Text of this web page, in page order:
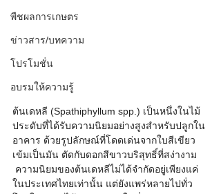
พืชผลการเกษตร
ข่าวสาร/บทความ
โปรโมชั่น
อบรมให้ความรู้
ต้นเดหลี (Spathiphyllum spp.) เป็นหนึ่งในไม้
ประดับที่ได้รับความนิยมอย่างสูงสำหรับปลูกใน
อาคาร ด้วยรูปลักษณ์ที่โดดเด่นจากใบสีเขียว
เข้มเป็นมัน ตัดกับดอกสีขาวบริสุทธิ์ที่สง่างาม
ความนิยมของต้นเดหลีไม่ได้จำกัดอยู่เพียงแค่
ในประเทศไทยเท่านั้น แต่ยังแพร่หลายไปทั่ว